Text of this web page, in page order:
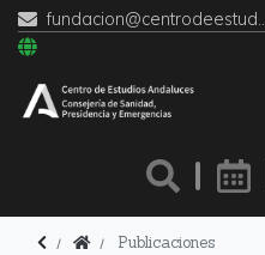
Publicaciones